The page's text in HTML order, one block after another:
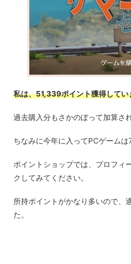
私は、51,339ポイント獲得してい
過去購入分もさかのぼって加算さ
ちなみに今年に入ってPCゲーム
ポイントショップでは、プロフィ
クしてみてください。
所持ポイントがかなり多いので、
た。